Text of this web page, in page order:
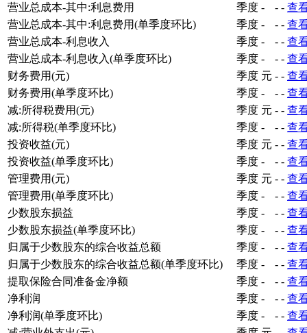
营业总成本-其中:利息费用
季度 - - - 查
营业总成本-其中:利息费用(单季度环比)
季度 - - - 查
营业总成本-利息收入
季度 - - - 查
营业总成本-利息收入(单季度环比)
季度 - - - 查
财务费用(元)
季度 元 - - 查
财务费用(单季度环比)
季度 - - - 查
减:所得税费用(元)
季度 元 - - 查
减:所得税(单季度环比)
季度 - - - 查
投资收益(元)
季度 元 - - 查
投资收益(单季度环比)
季度 - - - 查
管理费用(元)
季度 元 - - 查
管理费用(单季度环比)
季度 - - - 查
少数股东损益
季度 - - - 查
少数股东损益(单季度环比)
季度 - - - 查
归属于少数股东的综合收益总额
季度 - - - 查
归属于少数股东的综合收益总额(单季度环比)
季度 - - - 查
提取保险合同准备金净额
季度 - - - 查
净利润
季度 - - - 查
净利润(单季度环比)
季度 - - - 查